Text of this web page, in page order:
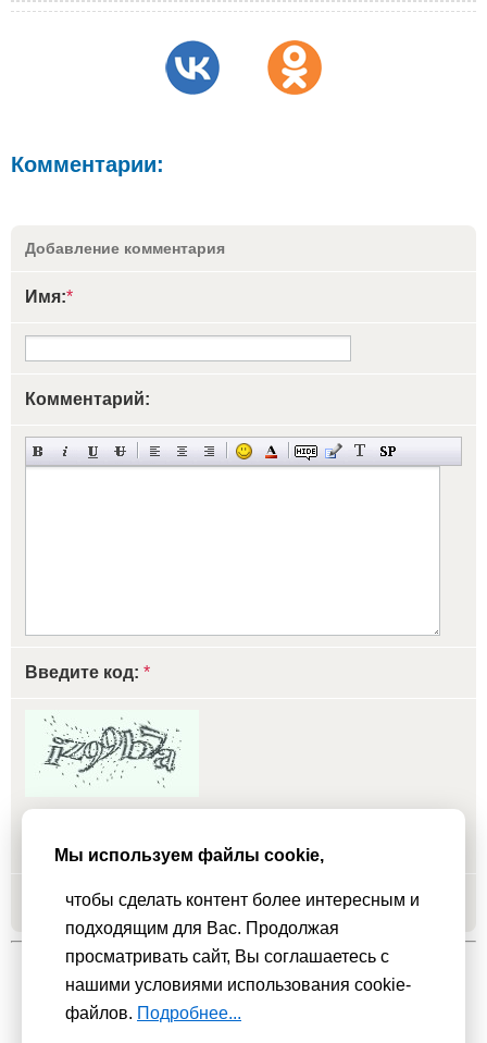
Комментарии:
Добавление комментария
Имя:*
Комментарий:
Введите код: *
Добавить
Мы используем файлы cookie,
чтобы сделать контент более интересным и
подходящим для Вас. Продолжая
просматривать сайт, Вы соглашаетесь с
нашими условиями использования cookie-
файлов. Подробнее...